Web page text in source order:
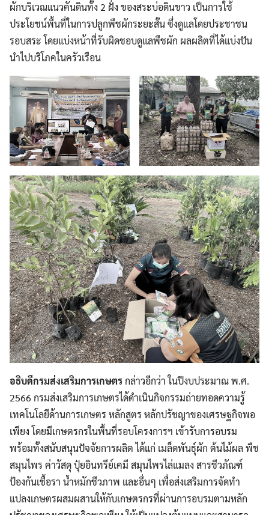
ผักบริเวณแนวคันดินทั้ง 2 ฝั่ง ของสระบ่อดินขาว เป็นการใช้
ประโยชน์พื้นที่ในการปลูกพืชผักระยะสั้น ซึ่งดูแลโดยประชาชน
รอบสระ โดยแบ่งหน้าที่รับผิดชอบดูแลพืชผัก ผลผลิตที่ได้แบ่งปัน
นำไปบริโภคในครัวเรือน
อธิบดีกรมส่งเสริมการเกษตรกล่าวอีกว่า ในปีงบประมาณ พ.ศ.
2566 กรมส่งเสริมการเกษตรได้ดำเนินกิจกรรมถ่ายทอดความรู้
เทคโนโลยีด้านการเกษตร หลักสูตร หลักปรัชญาของเศรษฐกิจพอ
เพียง โดยมีเกษตรกรในพื้นที่รอบโครงการฯ เข้ารับการอบรม
พร้อมทั้งสนับสนุนปัจจัยการผลิต ได้แก่ เมล็ดพันธุ์ผัก ต้นไม้ผล พืช
สมุนไพร ค่าวัสดุ ปุ๋ยอินทรีย์เคมี สมุนไพรไล่แมลง สารชีวภัณฑ์
ป้องกันเชื้อรา น้ำหมักชีวภาพ และอื่นๆ เพื่อส่งเสริมการจัดทำ
แปลงเกษตรผสมผสานให้กับเกษตรกรที่ผ่านการอบรมตามหลัก